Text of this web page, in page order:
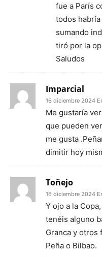
fue a París
todos
sumando
tiró por la
Saludos
Imparcial
16 diciembre 2024
Me gustaría
que pueden
me gusta
dimitir hoy
Toñejo
16 diciembre 2024
Y ojo a la
tenéis alguno
Granca y otros
Peña o Bilbao.